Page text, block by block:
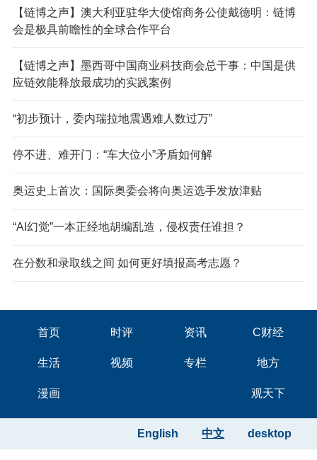
【链博之声】澳大利亚驻华大使馆商务公使戴德明：链博
会是极具前瞻性的全球合作平台
【链博之声】墨西哥中国商业科技商会总干事：中国是供
应链效能释放最成功的实践案例
“初步预计，委内瑞拉地震遇难人数过万”
停不进、难开门：“车大位小”矛盾如何解
奥运史上首次：国际奥委会将向奥运选手发放津贴
“AI幻觉”一本正经地胡编乱造，侵权责任谁担？
在分数和录取线之间 如何更好填报高考志愿？
首页 时评 资讯 C财经
生活 视频 专栏 地方
漫画 观天下
desktop
中文
English